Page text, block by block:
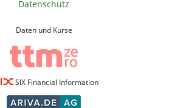
Datenschutz
Daten und Kurse
SIX Financial Information